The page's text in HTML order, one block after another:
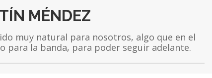
MÉNDEZ
muy natural para nosotros, algo que en el
para la banda, para poder seguir adelante.